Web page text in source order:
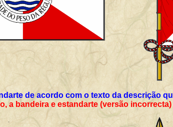
de acordo com o texto da descrição
a bandeira e estandarte (versão incorrecta)